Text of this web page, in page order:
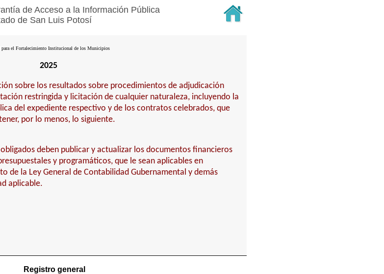
de Acceso a la Información Pública
de San Luis Potosí
para el Fortalecimiento Institucional de los Municipios
2025
sobre los resultados sobre procedimientos de adjudicación
restringida y licitación de cualquier naturaleza, incluyendo la
del expediente respectivo y de los contratos celebrados, que
por lo menos, lo siguiente.
deben publicar y actualizar los documentos financieros
y programáticos, que le sean aplicables en
de la Ley General de Contabilidad Gubernamental y demás
aplicable.
Registro general